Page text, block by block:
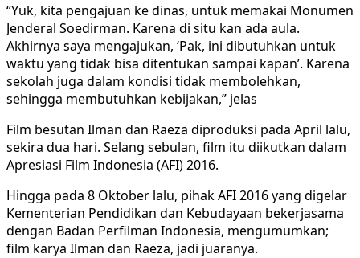
“Yuk, kita pengajuan ke dinas, untuk memakai Monumen
Jenderal Soedirman. Karena di situ kan ada aula.
Akhirnya saya mengajukan, ‘Pak, ini dibutuhkan untuk
waktu yang tidak bisa ditentukan sampai kapan’. Karena
sekolah juga dalam kondisi tidak membolehkan,
sehingga membutuhkan kebijakan,” jelas
Film besutan Ilman dan Raeza diproduksi pada April lalu,
sekira dua hari. Selang sebulan, film itu diikutkan dalam
Apresiasi Film Indonesia (AFI) 2016.
Hingga pada 8 Oktober lalu, pihak AFI 2016 yang digelar
Kementerian Pendidikan dan Kebudayaan bekerjasama
dengan Badan Perfilman Indonesia, mengumumkan;
film karya Ilman dan Raeza, jadi juaranya.